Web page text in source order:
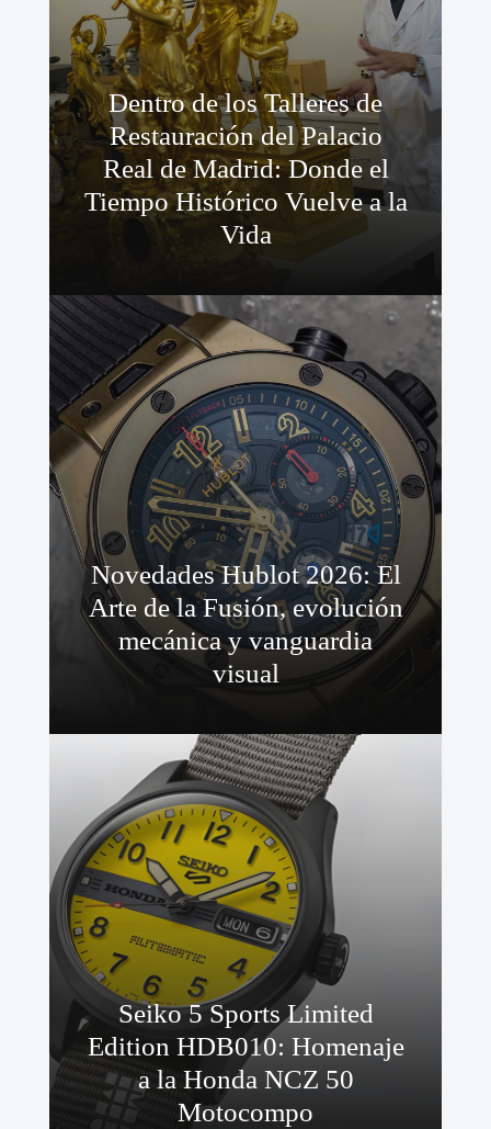
Dentro de los Talleres de
Restauración del Palacio
Real de Madrid: Donde el
Tiempo Histórico Vuelve a la
Vida
Novedades Hublot 2026: El
Arte de la Fusión, evolución
mecánica y vanguardia
visual
Seiko 5 Sports Limited
Edition HDB010: Homenaje
a la Honda NCZ 50
Motocompo